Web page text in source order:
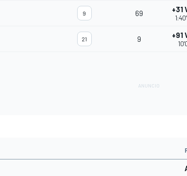
9 69 +31
21 9 +91